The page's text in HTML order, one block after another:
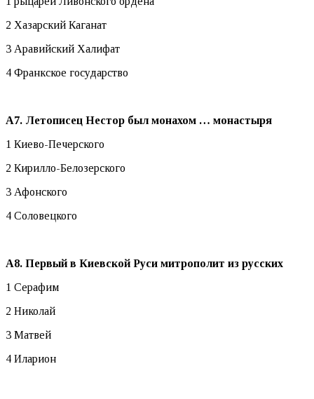
2 Хазарский Каганат
3 Аравийский Халифат
4 Франкское государство
А7. Летописец Нестор был монахом … монастыря
1 Киево-Печерского
2 Кирилло-Белозерского
3 Афонского
4 Соловецкого
А8. Первый в Киевской Руси митрополит из русских
1 Серафим
2 Николай
3 Матвей
4 Иларион